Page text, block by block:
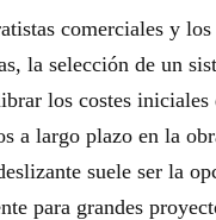
comerciales y
la selección de un
los costes
a largo plazo en la
suele ser la
para grandes